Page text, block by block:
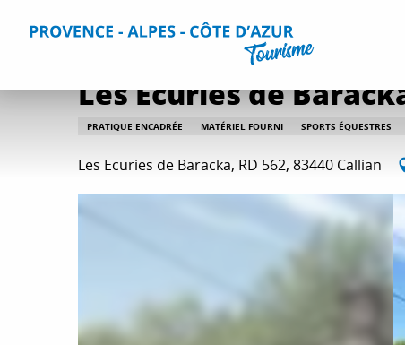
Accueil Que faire ? Toutes les activités
Les Ecuries de
PRATIQUE ENCADRÉE MATÉRIEL FOURNI SPORTS ÉQUESTRES
Les Ecuries de Baracka, RD 562, 83440 Callian